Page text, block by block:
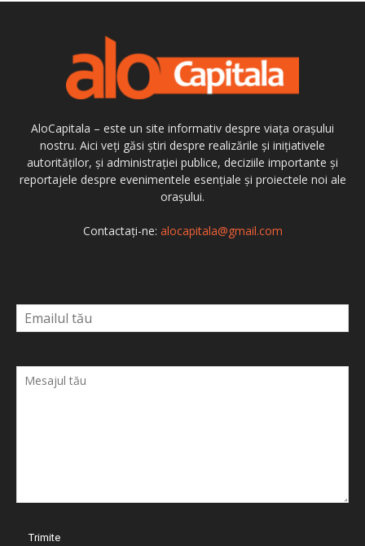
AloCapitala – este un site informativ despre viața orașului
nostru. Aici veți găsi știri despre realizările și inițiativele
autorităților, și administrației publice, deciziile importante și
reportajele despre evenimentele esențiale și proiectele noi ale
orașului.
Contactați-ne: alocapitala@gmail.com